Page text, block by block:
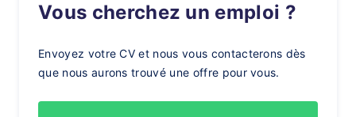
Vous cherchez un emploi ?
Envoyez votre CV et nous vous contacterons dès
que nous aurons trouvé une offre pour vous.